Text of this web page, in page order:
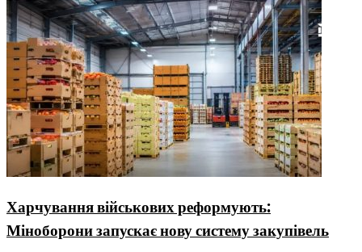
Харчування військових реформують:
Міноборони запускає нову систему закупівель